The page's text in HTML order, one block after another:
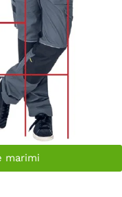
marimi